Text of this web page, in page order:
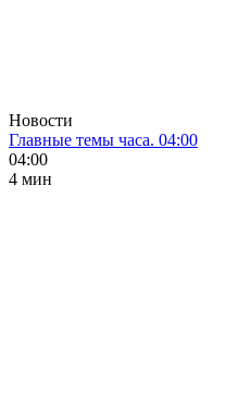
Новости
Главные темы часа. 04:00
04:00
4 мин